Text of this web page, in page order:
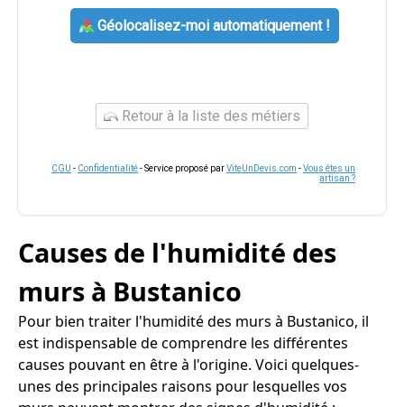
Géolocalisez-moi automatiquement !
Retour à la liste des métiers
CGU - Confidentialité- Service proposé parViteUnDevis.com -Vous êtes un
artisan ?
Causes de l'humidité des
murs à Bustanico
Pour bien traiter l'humidité des murs à Bustanico, il
est indispensable de comprendre les différentes
causes pouvant en être à l'origine. Voici quelques-
unes des principales raisons pour lesquelles vos